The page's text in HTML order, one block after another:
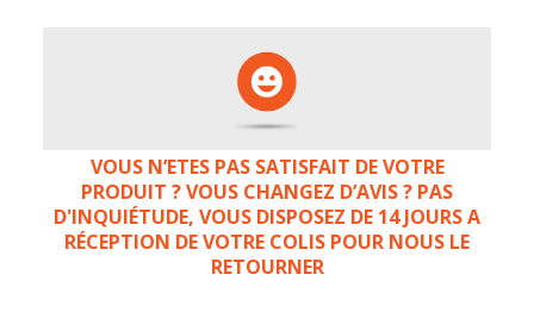
VOUS N’ETES PAS SATISFAIT DE VOTRE
PRODUIT ? VOUS CHANGEZ D’AVIS ? PAS
D'INQUIÉTUDE, VOUS DISPOSEZ DE 14 JOURS A
RÉCEPTION DE VOTRE COLIS POUR NOUS LE
RETOURNER